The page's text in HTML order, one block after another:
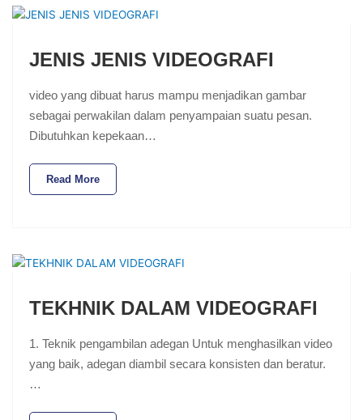
JENIS JENIS VIDEOGRAFI
video yang dibuat harus mampu menjadikan gambar
sebagai perwakilan dalam penyampaian suatu pesan.
Dibutuhkan kepekaan…
Read More
TEKHNIK DALAM VIDEOGRAFI
1. Teknik pengambilan adegan Untuk menghasilkan video
yang baik, adegan diambil secara konsisten dan beratur.
…